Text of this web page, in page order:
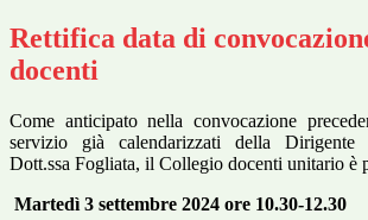
Rettifica data di
docenti
Come anticipato nella convocazione
servizio già calendarizzati della Dirigente
Dott.ssa Fogliata, il Collegio docenti unitario è
Martedì 3 settembre 2024 ore 10.30-12.30